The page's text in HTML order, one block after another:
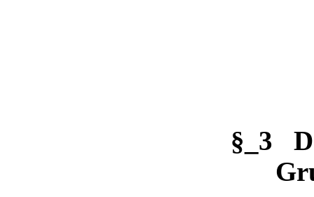
§_3